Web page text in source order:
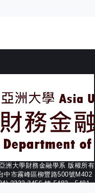
洲大學財務金融學系 版權所有
中市霧峰區柳豐路500號M402
2332-3456 轉 5482、5481